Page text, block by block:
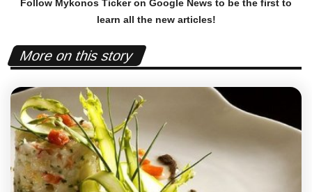
Follow Mykonos Ticker on Google News to be the first to
learn all the new articles!
More on this story